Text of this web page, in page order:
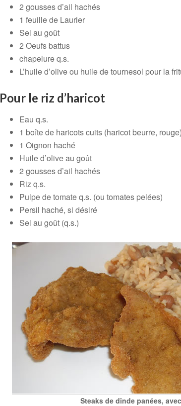
2 gousses d’ail hachés
1 feuille de Laurier
Sel au goût
2 Oeufs battus
chapelureq.s.
L’huile d’olive ou huile de tournesol pour la
Pour le riz d’haricot
Eau q.s.
1 boîte de haricots cuits (haricot beurre, rouge)
1 Oignon haché
Huile d’olive au goût
2 gousses d’ail hachés
Riz q.s.
Pulpe de tomate q.s. (ou tomates pelées)
Persil haché, si désiré
Sel au goût (q.s.)
Steaks de dinde panées,